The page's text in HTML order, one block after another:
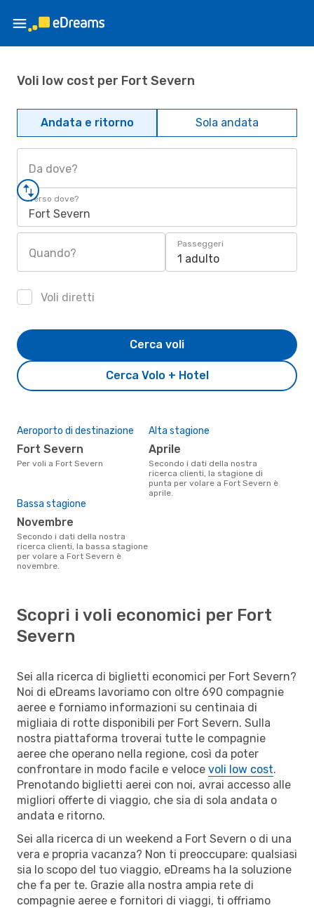
Voli low cost per Fort Severn
Andata e ritorno Sola andata
Da dove?
Verso dove?
Fort Severn
Quando?
Passeggeri
1 adulto
Voli diretti
Cerca Volo + Hotel
Cerca voli
Aeroporto di destinazione
Fort Severn
Per voli a Fort Severn
Alta stagione
aprile
Secondo i dati della nostra
ricerca clienti, la stagione di
punta per volare a Fort Severn è
aprile.
Bassa stagione
novembre
Secondo i dati della nostra
ricerca clienti, la bassa stagione
per volare a Fort Severn è
novembre.
Scopri i voli economici per Fort
Severn
Sei alla ricerca di biglietti economici per Fort Severn?
Noi di eDreams lavoriamo con oltre 690 compagnie
aeree e forniamo informazioni su centinaia di
migliaia di rotte disponibili per Fort Severn. Sulla
nostra piattaforma troverai tutte le compagnie
aeree che operano nella regione, così da poter
confrontare in modo facile e veloce voli low cost.
Prenotando biglietti aerei con noi, avrai accesso alle
migliori offerte di viaggio, che sia di sola andata o
andata e ritorno.
Sei alla ricerca di un weekend a Fort Severn o di una
vera e propria vacanza? Non ti preoccupare: qualsiasi
sia lo scopo del tuo viaggio, eDreams ha la soluzione
che fa per te. Grazie alla nostra ampia rete di
compagnie aeree e fornitori di viaggi, ti offriamo